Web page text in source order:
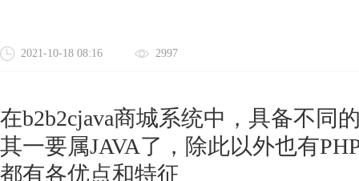
2021-10-18 08:16 2997
在b2b2cjava商城系统中，具备不同
其一要属JAVA了，除此以外也有
都有各优点和特征